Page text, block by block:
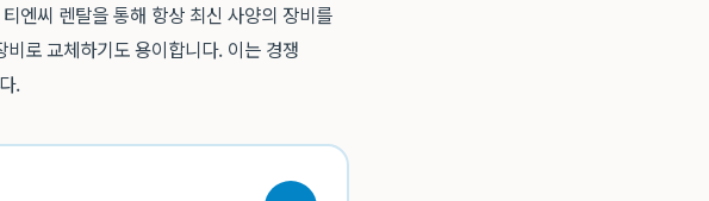
엔씨 렌탈을 통해 항상 최신 사양의 장비를
로 교체하기도 용이합니다. 이는 경쟁
.